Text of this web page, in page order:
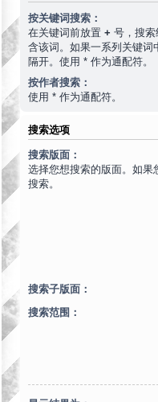
按关键词搜索：
在关键词前放置 + 号，搜
含该词。如果一系列关键词
隔开。使用 * 作为通配符。
按作者搜索：
使用 * 作为通配符。
搜索选项
搜索版面：
选择您想搜索的版面。如果
搜索。
搜索子版面：
搜索范围：